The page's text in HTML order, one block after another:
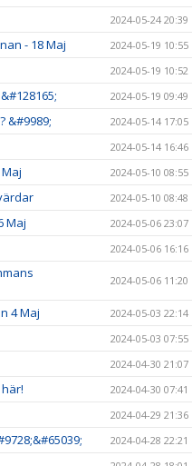
2024-05-24 20:39
- 18 Maj 2024-05-19 10:55
2024-05-19 10:52
2024-05-19 09:49
&#9989; 2024-05-14 17:05
2024-05-14 16:46
2024-05-10 08:55
2024-05-10 08:48
Maj 2024-05-06 23:07
2024-05-06 16:16
2024-05-06 11:20
4 Maj 2024-05-03 22:14
2024-05-03 07:55
2024-04-30 21:07
2024-04-30 07:41
2024-04-29 21:36
2024-04-28 22:21